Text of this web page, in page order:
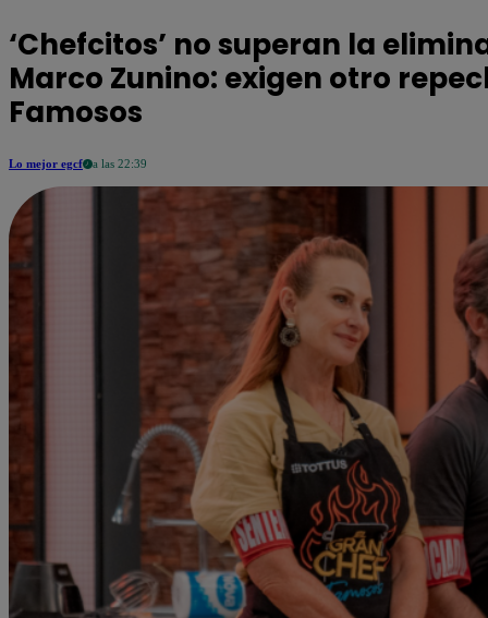
‘Chefcitos’ no superan la
Marco Zunino: exigen otro
Famosos
Lo mejor egcf a las 22:39